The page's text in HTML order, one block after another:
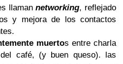
llamannetworking, reflejado
y mejora de los contactos
muertos entre charla
café, (y buen queso). las